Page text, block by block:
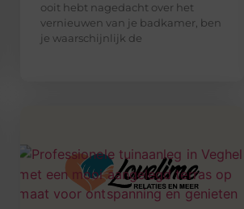
ooit hebt nagedacht over het
vernieuwen van je badkamer, ben
je waarschijnlijk de